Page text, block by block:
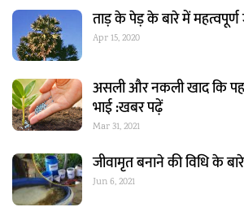
ताड़ के पेड़ के बारे में
Apr 15, 2020
असली और नकली खाद कि
भाई :खबर पढ़ें
Mar 31, 2021
जीवामृत बनाने की विधि के
Jun 6, 2021